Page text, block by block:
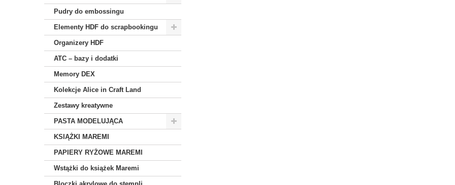
Pudry do embossingu
Elementy HDF do scrapbookingu
Organizery HDF
ATC – bazy i dodatki
Memory DEX
Kolekcje Alice in Craft Land
Zestawy kreatywne
PASTA MODELUJĄCA
KSIĄŻKI MAREMI
PAPIERY RYŻOWE MAREMI
Wstążki do książek Maremi